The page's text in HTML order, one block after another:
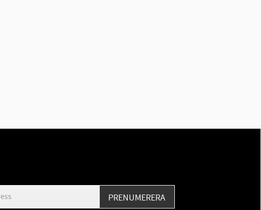
PRENUMERERA